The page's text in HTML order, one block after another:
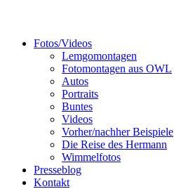
Fotos/Videos
Lemgomontagen
Fotomontagen aus OWL
Autos
Portraits
Buntes
Videos
Vorher/nachher Beispiele
Die Reise des Hermann
Wimmelfotos
Presseblog
Kontakt